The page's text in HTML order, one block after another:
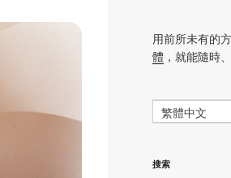
用前所未有的
體 ，就能隨時
繁體中文
搜索